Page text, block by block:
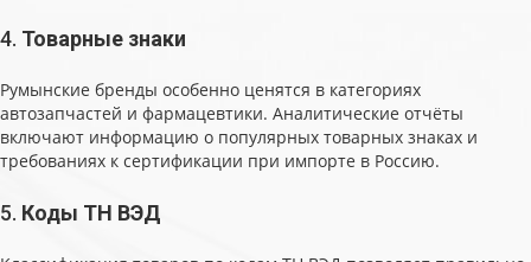
4. Товарные знаки
Румынские бренды особенно ценятся в категориях
автозапчастей и фармацевтики. Аналитические отчёты
включают информацию о популярных товарных знаках и
требованиях к сертификации при импорте в Россию.
5. Коды ТН ВЭД